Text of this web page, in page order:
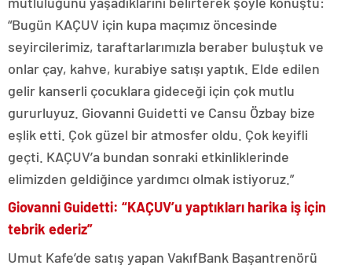
“Bugün KAÇUV için kupa maçımız öncesinde
seyircilerimiz, taraftarlarımızla beraber buluştuk ve
onlar çay, kahve, kurabiye satışı yaptık. Elde edilen
gelir kanserli çocuklara gideceği için çok mutlu
gururluyuz. Giovanni Guidetti ve Cansu Özbay bize
eşlik etti. Çok güzel bir atmosfer oldu. Çok keyifli
geçti. KAÇUV’a bundan sonraki etkinliklerinde
elimizden geldiğince yardımcı olmak istiyoruz.”
Giovanni Guidetti: “KAÇUV’u yaptıkları harika iş için
tebrik ederiz”
Umut Kafe’de satış yapan VakıfBank Başantrenörü